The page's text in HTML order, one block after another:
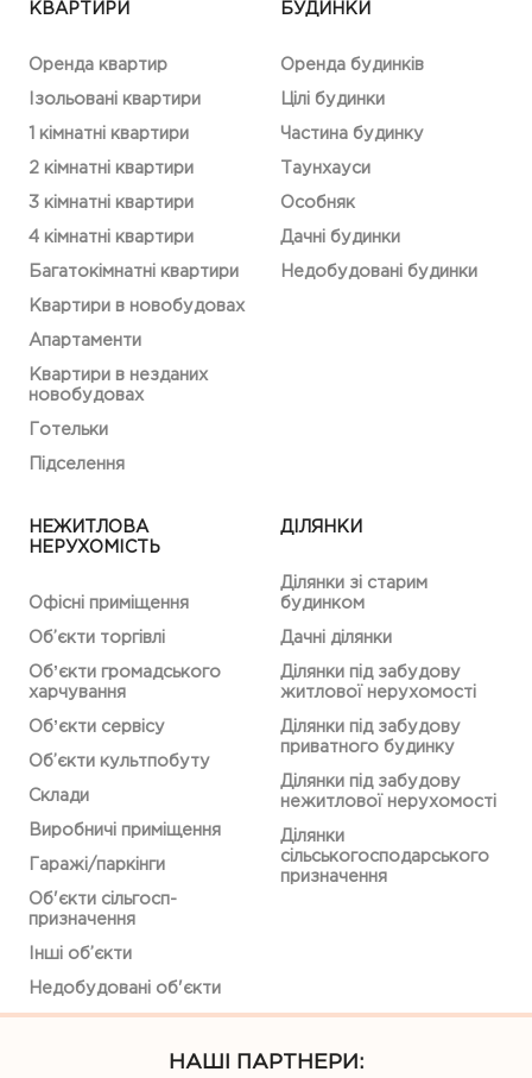
КВАРТИРИ
Оренда квартир
Ізольовані квартири
1 кімнатні квартири
2 кімнатні квартири
3 кімнатні квартири
4 кімнатні квартири
Багатокімнатні квартири
Квартири в новобудовах
Апартаменти
Квартири в незданих
новобудовах
Готельки
Підселення
БУДИНКИ
Оренда будинків
Цілі будинки
Частина будинку
Таунхауси
Особняк
Дачні будинки
Недобудовані будинки
НЕЖИТЛОВА
НЕРУХОМІСТЬ
Офісні приміщення
Об’єкти торгівлі
Обʼєкти громадського
харчування
Обʼєкти сервісу
Об’єкти культпобуту
Склади
Виробничі приміщення
Гаражі/паркінги
Об'єкти сільгосп-
призначення
Інші об’єкти
Недобудовані об'єкти
ДІЛЯНКИ
Ділянки зі старим
будинком
Дачні ділянки
Ділянки під забудову
житлової нерухомості
Ділянки під забудову
приватного будинку
Ділянки під забудову
нежитлової нерухомості
Ділянки
сільськогосподарського
призначення
НАШІ ПАРТНЕРИ: